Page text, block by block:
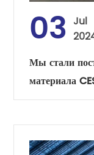
03 Jul
Мы стали
материала